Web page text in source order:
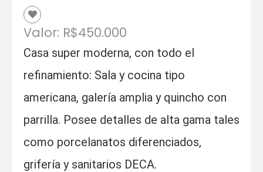
Valor: R$450.000
Casa super moderna, con todo el
refinamiento: Sala y cocina tipo
americana, galería amplia y quincho con
parrilla. Posee detalles de alta gama tales
como porcelanatos diferenciados,
grifería y sanitarios DECA.